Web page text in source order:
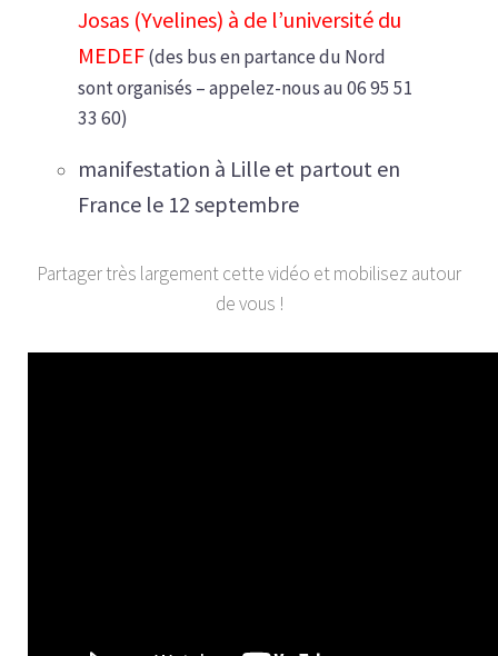
Josas (Yvelines) à de l’université du
MEDEF(des bus en partance du Nord
sont organisés – appelez-nous au 06 95 51
33 60)
manifestation à Lille et partout en
France le 12 septembre
Partager très largement cette vidéo et mobilisez autour
de vous !